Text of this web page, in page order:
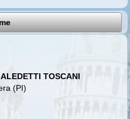
TOSCANI
(PI)